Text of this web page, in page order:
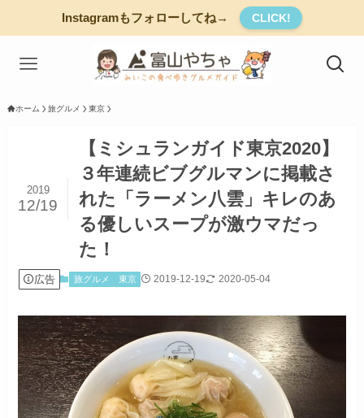
Instagramもフォローしてね→ CLICK!
ホーム 旅グルメ 東京
【ミシュランガイド東京2020】
３年連続ビブグルマンに掲載さ
れた「ラーメン八雲」キレのあ
る優しいスープが激ウマだっ
た！
2019
12/19
広告 旅グルメ 東京 2019-12-19 2020-05-04